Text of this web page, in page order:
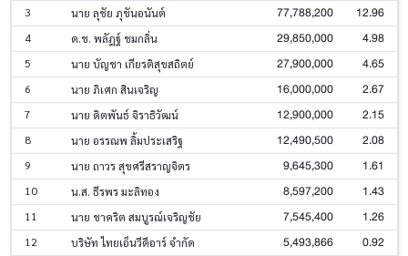
3 นาย ลุชัย ภุขันอนันต์ 77,788,200 12.96
4 ด.ช. พลัฎฐ์ ชมกลิ่น 29,850,000 4.98
5 นาย บัญชา เกียรติสุขสถิตย์ 27,900,000 4.65
6 นาย ภิเศก สินเจริญ 16,000,000 2.67
7 นาย ดิตพันธ์ จิราธิวัฒน์ 12,900,000 2.15
8 นาย อรรณพ ลิ้มประเสริฐ 12,490,500 2.08
9 นาย ถาวร สุขศรีสราญจิตร 9,645,300 1.61
10 น.ส. ธีรพร มะลิทอง 8,597,200 1.43
11 นาย ชาคริต สมบูรณ์เจริญชัย 7,545,400 1.26
12 บริษัท ไทยเอ็นวีดีอาร์ จำกัด 5,493,866 0.92